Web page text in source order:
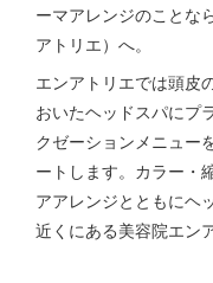
ーマアレンジのことな
アトリエ）へ。
エンアトリエでは頭皮
おいたヘッドスパにプ
クゼーションメニュー
ートします。カラー・
アアレンジとともにヘ
近くにある美容院エン